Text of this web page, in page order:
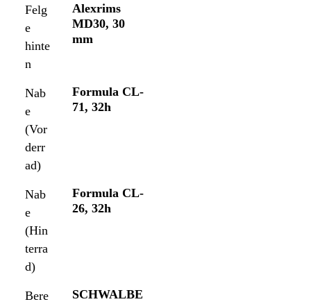
Felg
e
hinte
n
Alexrims
MD30, 30
mm
Nab
e
(Vor
derr
ad)
Formula CL-
71, 32h
Nab
e
(Hin
terra
d)
Formula CL-
26, 32h
Bere
SCHWALBE